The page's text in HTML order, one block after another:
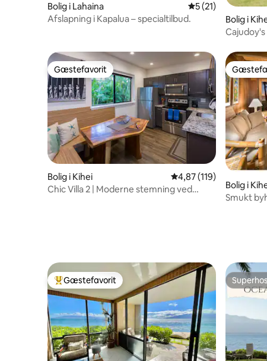
Bolig i Lahaina 5 ud af 5 i
5 (21)
Afslapning i Kapalua – specialtilbud.
Bolig i
Cajudoy's
Gæstefavorit
Gæstefavorit
Bolig i Kihei 4,87 ud af 5 i
4,87 (119)
Chic Villa 2 | Moderne stemning ved
Bolig i
Smukt
Bedste gæstefavorit
Gæstefavorit